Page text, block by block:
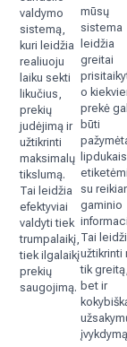
valdymo
sistemą,
kuri leidžia
realiuoju
laiku sekti
likučius,
prekių
judėjimą ir
užtikrinti
maksimalų
tikslumą.
Tai leidžia
efektyviai
valdyti tiek
trumpalaikį,
tiek ilgalaikį
prekių
saugojimą.
mūsų
sistema
leidžia
greitai
o
prekė
būti
su
gaminio
Tai
užtikrinti
tik greitą,
bet ir
įvykdymą